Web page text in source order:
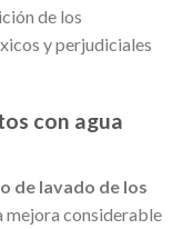
de los
y perjudiciales
con agua
de lavado de los
mejora considerable